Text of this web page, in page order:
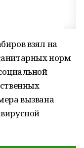
взял на
норм
вызвана